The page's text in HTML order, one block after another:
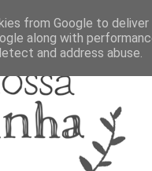
from Google to
along with
and address abuse.